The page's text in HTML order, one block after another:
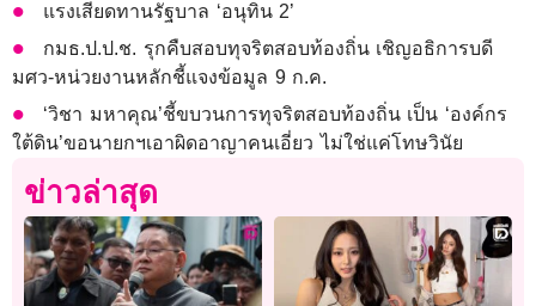
แรงเสียดทานรัฐบาล ‘อนุทิน 2’
กมธ.ป.ป.ช. รุกคืบสอบทุจริตสอบท้องถิ่น เชิญอธิการบดี
มศว-หน่วยงานหลักชี้แจงข้อมูล 9 ก.ค.
‘วิชา มหาคุณ’ชี้ขบวนการทุจริตสอบท้องถิ่น เป็น ‘องค์กร
ใต้ดิน’ขอนายกฯเอาผิดอาญาคนเอี่ยว ไม่ใช่แค่โทษวินัย
ข่าวล่าสุด